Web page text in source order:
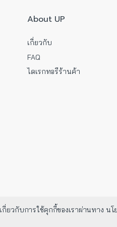
วกับการใช้คุกกี้ของเราผ่านทาง น
About UP
เกี่ยวกับ
FAQ
ไดเรกทอรีร้านค้า